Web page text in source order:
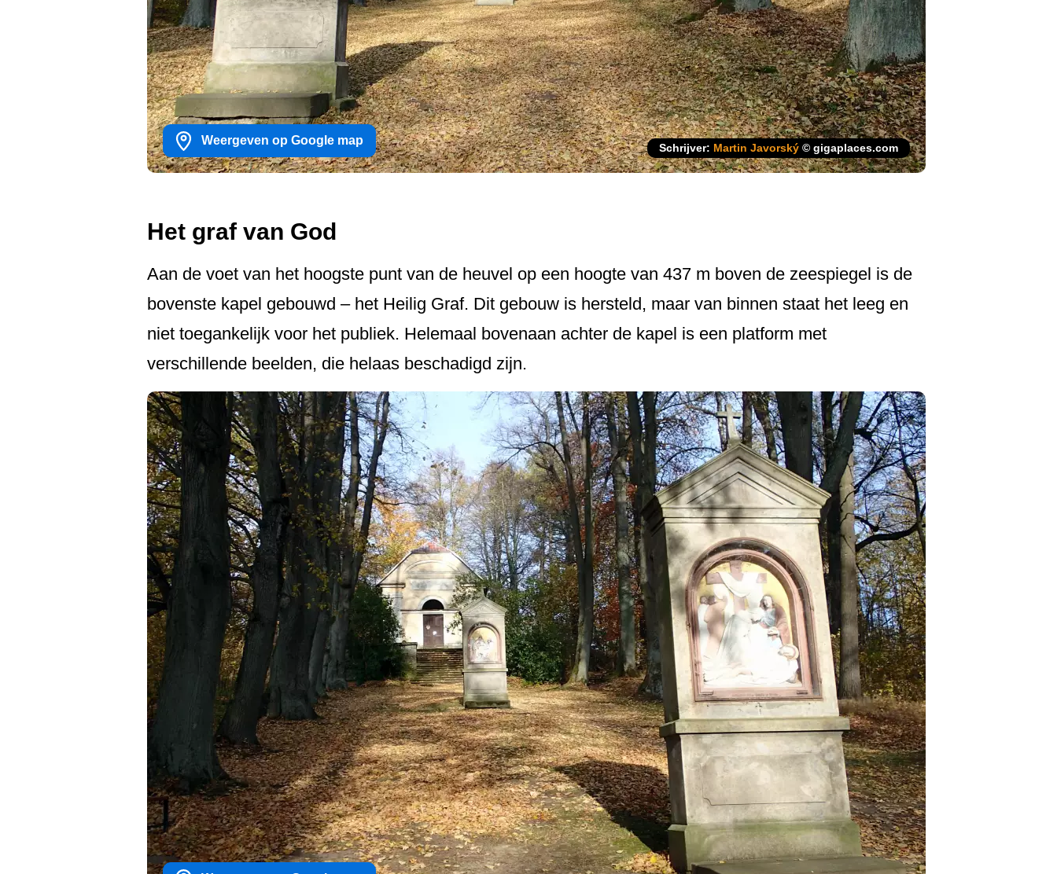
Weergeven op Google map
Schrijver: Martin Javorský © gigaplaces.com
Het graf van God
Aan de voet van het hoogste punt van de heuvel op een hoogte van 437 m boven de zeespiegel is de
bovenste kapel gebouwd – het Heilig Graf. Dit gebouw is hersteld, maar van binnen staat het leeg en
niet toegankelijk voor het publiek. Helemaal bovenaan achter de kapel is een platform met
verschillende beelden, die helaas beschadigd zijn.